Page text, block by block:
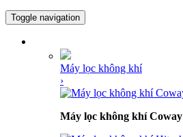
Toggle navigation
Máy lọc không khí
›
Máy lọc không khí Coway